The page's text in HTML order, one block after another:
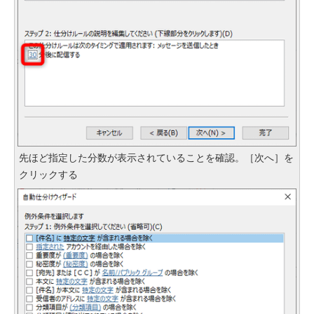
先ほど指定した分数が表示されていることを確認。［次へ］を
クリックする